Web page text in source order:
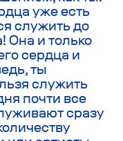
уже есть
служить до
Она и только
сердца и
ты
служить
почти все
сразу